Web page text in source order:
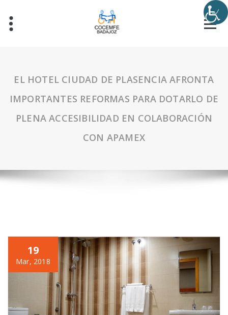
EL HOTEL CIUDAD DE PLASENCIA AFRONTA
IMPORTANTES REFORMAS PARA DOTARLO DE
PLENA ACCESIBILIDAD EN COLABORACIÓN
CON APAMEX
19
Mar, 2018